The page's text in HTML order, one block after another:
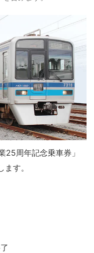
25周年記念乗車券」
す。